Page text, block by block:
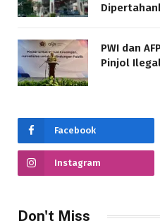
PWI dan
Pinjol
Facebook
Instagram
Don't Miss